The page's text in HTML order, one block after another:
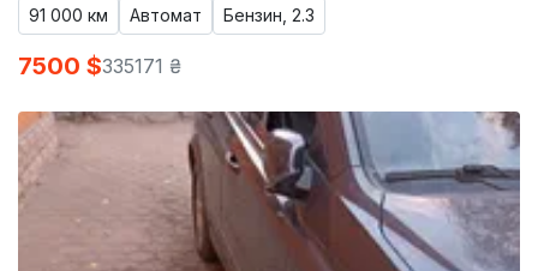
91 000 км Автомат Бензин, 2.3
7500 $335171 ₴